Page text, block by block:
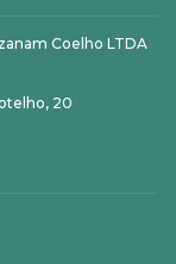
Coelho LTDA
20